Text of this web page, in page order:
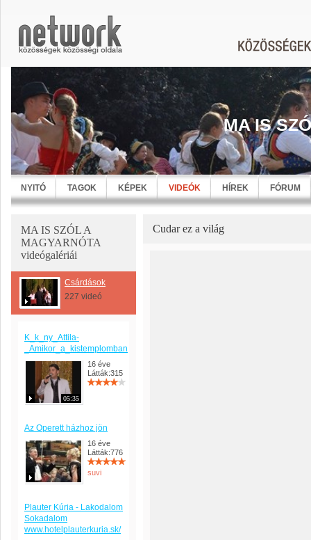
MA IS
NYITÓ TAGOK KÉPEK VIDEÓK HÍREK FÓRUM
MA IS SZÓL A
MAGYARNÓTA
videógalériái
Csárdások
227 videó
K_k_ny_Attila-
_Amikor_a_kistemplomban
05:35
16 éve
Látták:315
Az Operett házhoz jön
16 éve
Látták:776
suvi
Plauter Kúria - Lakodalom
Sokadalom
www.hotelplauterkuria.sk/
Cudar ez a világ